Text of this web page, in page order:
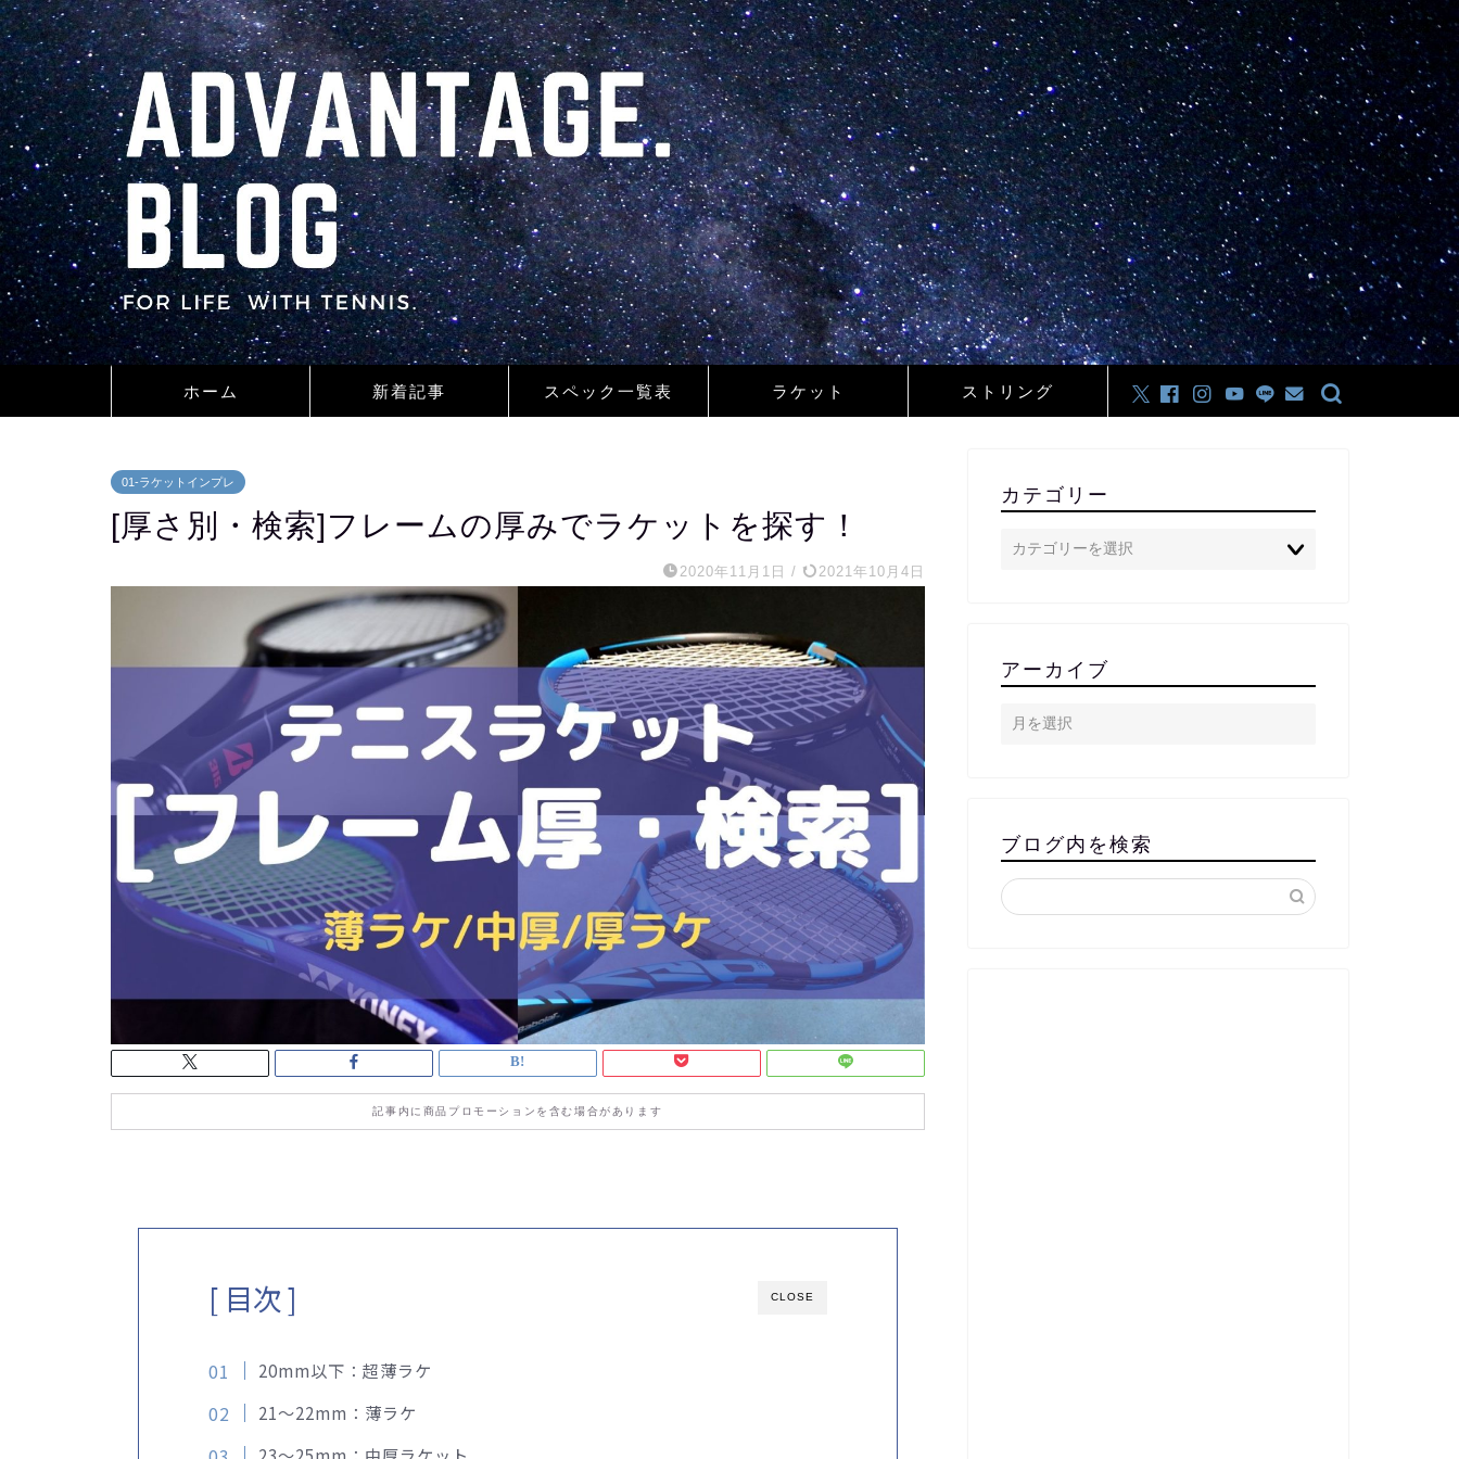
ホーム 新着記事 スペック一覧表 ラケット ストリング
01-ラケットインプレ
[厚さ別・検索]フレームの厚みでラケットを探す！
2020年11月1日 / 2021年10月4日
記事内に商品プロモーションを含む場合があります
CLOSE
[ 目次 ]
20mm以下：超薄ラケ
21〜22mm：薄ラケ
カテゴリー
アーカイブ
ブログ内を検索